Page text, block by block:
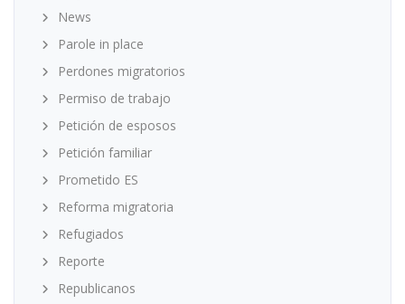
News
Parole in place
Perdones migratorios
Permiso de trabajo
Petición de esposos
Petición familiar
Prometido ES
Reforma migratoria
Refugiados
Reporte
Republicanos